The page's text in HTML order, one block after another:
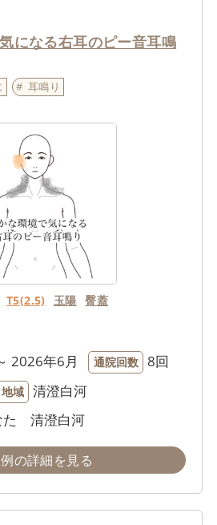
になる右耳のピー音耳鳴
耳鳴り
T5(2.5) 玉陽 臀蓋
2026年6月 通院回数 8回
地域 清澄白河
た 清澄白河
の詳細を見る